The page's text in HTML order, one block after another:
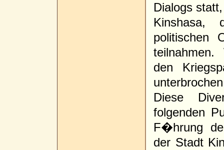
Dialogs
Kinshasa,
politischen
teilnahmen.
den
Diese
folgenden
F�hrung
der Stadt